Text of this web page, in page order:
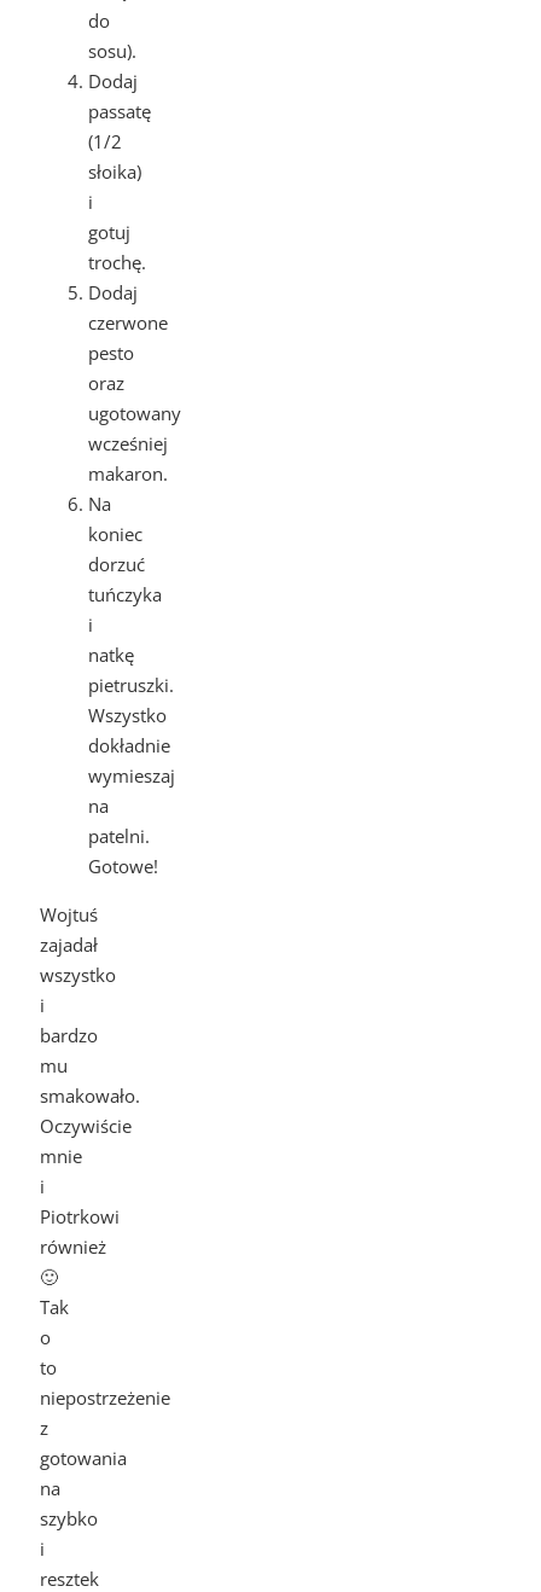
do
sosu).
Dodaj
passatę
(1/2
słoika)
i
gotuj
trochę.
Dodaj
czerwone
pesto
oraz
ugotowany
wcześniej
makaron.
Na
koniec
dorzuć
tuńczyka
i
natkę
pietruszki.
Wszystko
dokładnie
wymieszaj
na
patelni.
Gotowe!
Wojtuś
zajadał
wszystko
i
bardzo
mu
smakowało.
Oczywiście
mnie
i
Piotrkowi
również
🙂
Tak
o
to
niepostrzeżenie
z
gotowania
na
szybko
i
resztek